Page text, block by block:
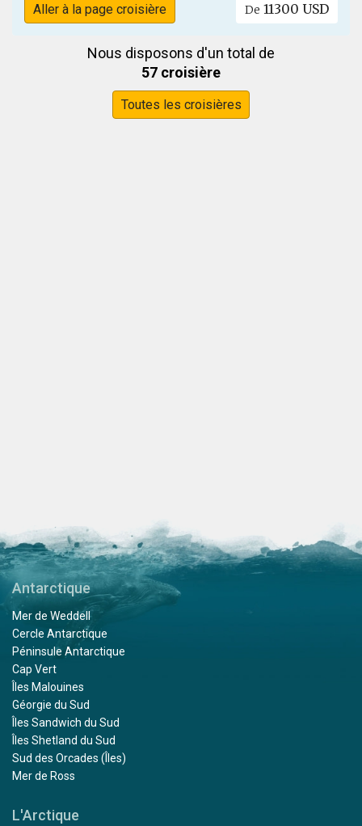
Aller à la page croisière De 11300 USD
Nous disposons d'un total de
57 croisière
Toutes les croisières
Antarctique
Mer de Weddell
Cercle Antarctique
Péninsule Antarctique
Cap Vert
Îles Malouines
Géorgie du Sud
Îles Sandwich du Sud
Îles Shetland du Sud
Sud des Orcades (Îles)
Mer de Ross
L'Arctique